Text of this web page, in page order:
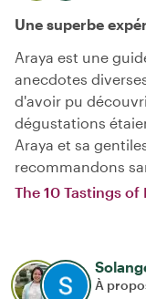
Une superbe
Araya est une
anecdotes
d'avoir pu
dégustations
Araya et sa
recommandons
The 10 Tastings
À